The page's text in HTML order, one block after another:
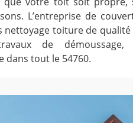
L’entreprise de
nettoyage toiture de
de démoussage,
tout le 54760.